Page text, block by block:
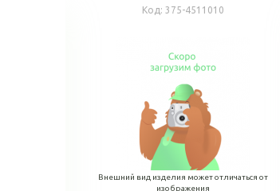
Код: 375-4511010
Внешний вид изделия может отличаться от
изображения